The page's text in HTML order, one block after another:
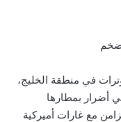
في منطقة الخليج،
أضرار بمطارها
مع غارات أميركية